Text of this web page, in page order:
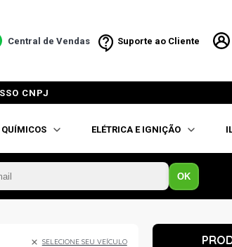
Central de Vendas Suporte ao Cliente
CNPJ
ELÉTRICA E IGNIÇÃO
OK
SELECIONE SEU VEÍCULO